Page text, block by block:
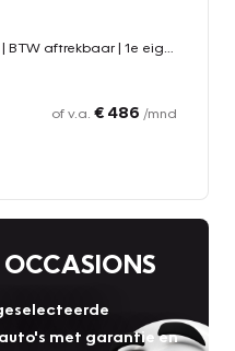
of v.a. € 486 /mnd
met garantie en